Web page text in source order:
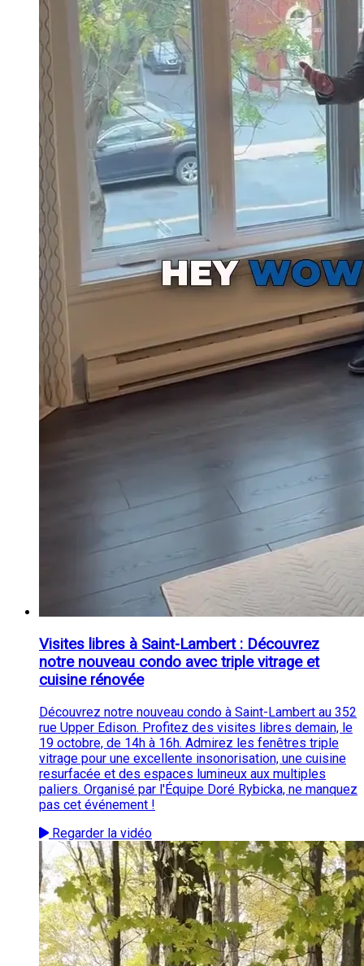
Visites libres à Saint-Lambert : Découvrez
notre nouveau condo avec triple vitrage et
cuisine rénovée
Découvrez notre nouveau condo à Saint-Lambert au 352
rue Upper Edison. Profitez des visites libres demain, le
19 octobre, de 14h à 16h. Admirez les fenêtres triple
vitrage pour une excellente insonorisation, une cuisine
resurfacée et des espaces lumineux aux multiples
paliers. Organisé par l'Équipe Doré Rybicka, ne manquez
pas cet événement !
Regarder la vidéo